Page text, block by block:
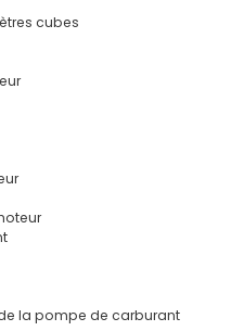
cubes
la pompe de carburant